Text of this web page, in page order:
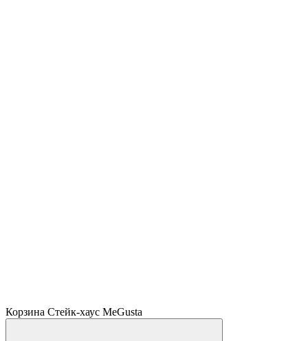
Корзина Стейк-хаус MeGusta